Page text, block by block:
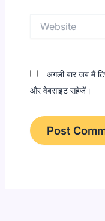
अगली बार जब मैं
और वेबसाइट सहेजें।